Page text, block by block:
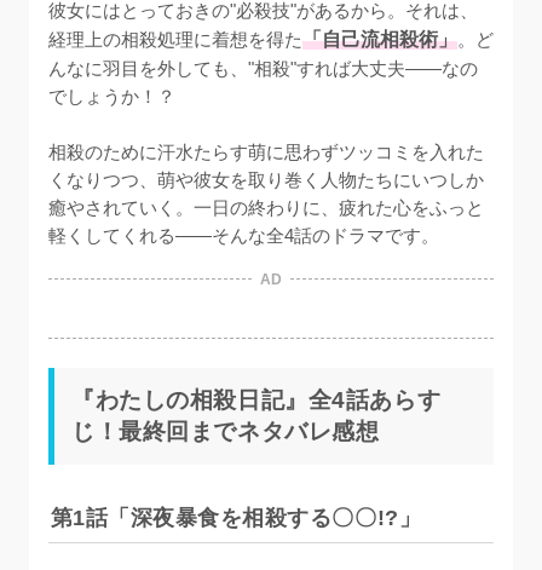
彼女にはとっておきの"必殺技"があるから。それは、
経理上の相殺処理に着想を得た「自己流相殺術」。ど
んなに羽目を外しても、"相殺"すれば大丈夫——なの
でしょうか！？
相殺のために汗水たらす萌に思わずツッコミを入れた
くなりつつ、萌や彼女を取り巻く人物たちにいつしか
癒やされていく。一日の終わりに、疲れた心をふっと
軽くしてくれる——そんな全4話のドラマです。
AD
『わたしの相殺日記』全4話あらす
じ！最終回までネタバレ感想
第1話「深夜暴食を相殺する〇〇!?」